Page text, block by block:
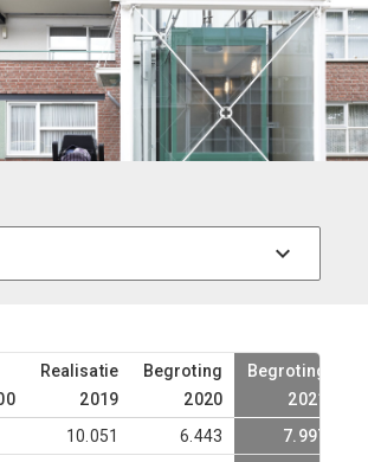
Realisatie
2019
Begroting
2020
Begroting
2021
10.051 6.443
7.997